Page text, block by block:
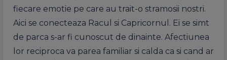
fiecare emotie pe care au trait-o stramosii nostri.
Aici se conecteaza Racul si Capricornul. Ei se simt
de parca s-ar fi cunoscut de dinainte. Afectiunea
lor reciproca va parea familiar si calda ca si cand ar